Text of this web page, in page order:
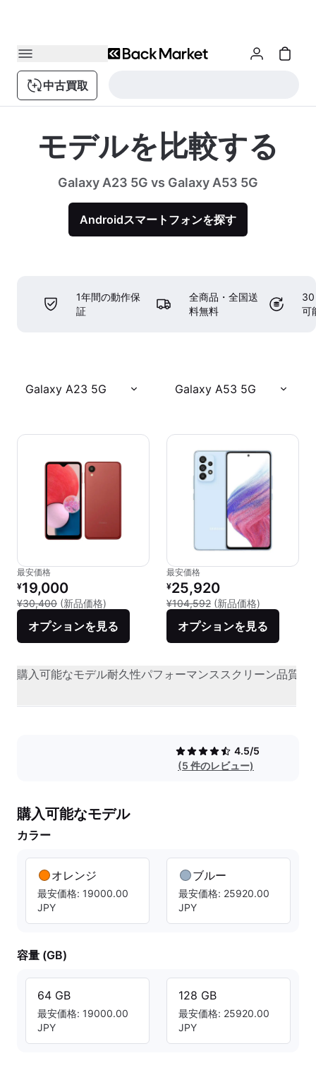
中古買取
モデルを比較する
Galaxy A23 5G vs Galaxy A53 5G
Androidスマートフォンを探す
1年間の動作保
証
全商品・全国送
料無料
30
可
Galaxy A23 5G Galaxy A53 5G
最安価格
リファービッシュ品の価格：
¥19,000
¥30,400 (新品価格) 新品との比較：¥30,400
オプションを見る
最安価格
リファービッシュ品の価格：
¥25,920
¥104,592 (新品価格)
オプションを見る
購入可能なモデル耐久性パフォーマンススクリーン品質
4.5/5
(5 件のレビュー)
購入可能なモデル
カラー
オレンジ
最安価格: 19000.00
JPY
ブルー
最安価格: 25920.00
JPY
容量 (GB)
64 GB
最安価格: 19000.00
JPY
128 GB
最安価格: 25920.00
JPY